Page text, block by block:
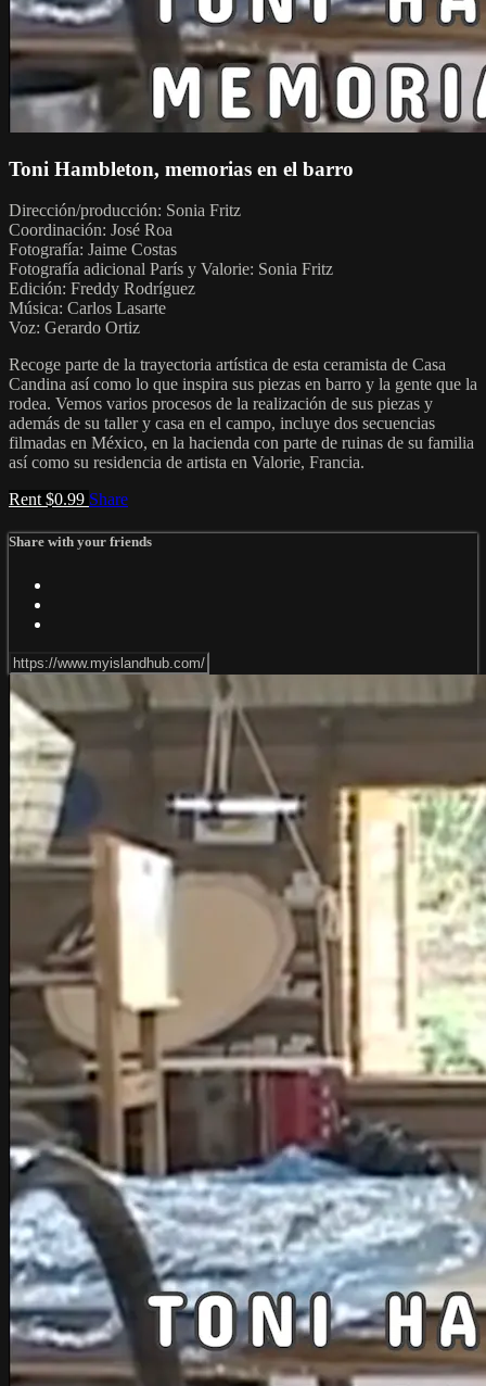
Toni Hambleton, memorias en el barro
Dirección/producción: Sonia Fritz
Coordinación: José Roa
Fotografía: Jaime Costas
Fotografía adicional París y Valorie: Sonia Fritz
Edición: Freddy Rodríguez
Música: Carlos Lasarte
Voz: Gerardo Ortiz
Recoge parte de la trayectoria artística de esta ceramista de Casa
Candina así como lo que inspira sus piezas en barro y la gente que la
rodea. Vemos varios procesos de la realización de sus piezas y
además de su taller y casa en el campo, incluye dos secuencias
filmadas en México, en la hacienda con parte de ruinas de su familia
así como su residencia de artista en Valorie, Francia.
Rent $0.99 Share
Share with your friends